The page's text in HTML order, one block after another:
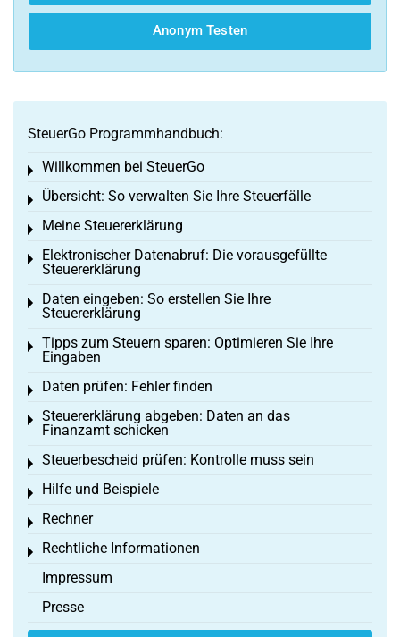
Anonym Testen
SteuerGo Programmhandbuch:
Willkommen bei SteuerGo
Toggle menu
Übersicht: So verwalten Sie Ihre Steuerfälle
Toggle menu
Meine Steuererklärung
Toggle menu
Elektronischer Datenabruf: Die vorausgefüllte
Steuererklärung
Toggle menu
Daten eingeben: So erstellen Sie Ihre
Steuererklärung
Toggle menu
Tipps zum Steuern sparen: Optimieren Sie Ihre
Eingaben
Toggle menu
Daten prüfen: Fehler finden
Toggle menu
Steuererklärung abgeben: Daten an das
Finanzamt schicken
Toggle menu
Steuerbescheid prüfen: Kontrolle muss sein
Toggle menu
Hilfe und Beispiele
Toggle menu
Rechner
Toggle menu
Rechtliche Informationen
Toggle menu
Impressum
Presse